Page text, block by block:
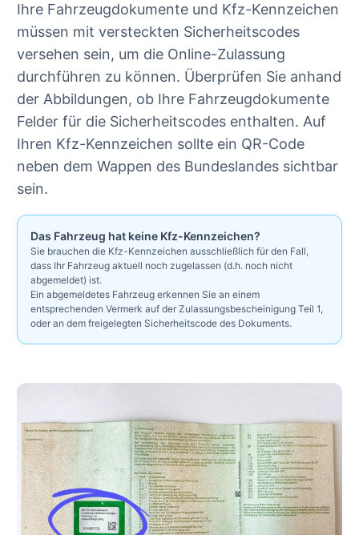
Ihre Fahrzeugdokumente und Kfz-Kennzeichen
müssen mit versteckten Sicherheitscodes
versehen sein, um die Online-Zulassung
durchführen zu können. Überprüfen Sie anhand
der Abbildungen, ob Ihre Fahrzeugdokumente
Felder für die Sicherheitscodes enthalten. Auf
Ihren Kfz-Kennzeichen sollte ein QR-Code
neben dem Wappen des Bundeslandes sichtbar
sein.
Das Fahrzeug hat keine Kfz-Kennzeichen?
Sie brauchen die Kfz-Kennzeichen ausschließlich für den Fall,
dass Ihr Fahrzeug aktuell noch zugelassen (d.h. noch nicht
abgemeldet) ist.
Ein abgemeldetes Fahrzeug erkennen Sie an einem
entsprechenden Vermerk auf der Zulassungsbescheinigung Teil 1,
oder an dem freigelegten Sicherheitscode des Dokuments.